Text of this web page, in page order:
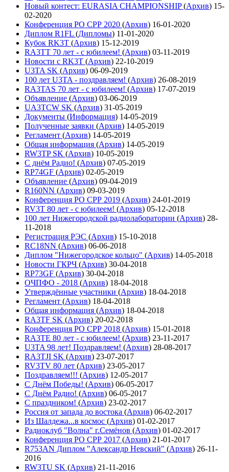
Новый контест: EURASIA CHAMPIONSHIP(Архив) 15-
02-2020
Конференция РО СРР 2020 (Архив) 16-01-2020
Диплом R1FL (Дипломы) 11-01-2020
Кубок RK3T (Архив) 15-12-2019
RA3TT 70 лет - с юбилеем! (Архив) 03-11-2019
Новости с RK3T (Архив) 22-10-2019
U3TA SK (Архив) 06-09-2019
100 лет U3TA - поздравляем! (Архив) 26-08-2019
RA3TAS 70 лет - с юбилеем! (Архив) 17-07-2019
Объявление (Архив) 03-06-2019
UA3TCW SK (Архив) 31-05-2019
Документы (Информация) 14-05-2019
Полученные заявки (Архив) 14-05-2019
Регламент (Архив) 14-05-2019
Общая информация (Архив) 14-05-2019
RW3TP SK (Архив) 10-05-2019
С днём Радио! (Архив) 07-05-2019
RP74GF (Архив) 02-05-2019
Объявление (Архив) 09-04-2019
R160NN (Архив) 09-03-2019
Конференция РО СРР 2019 (Архив) 24-01-2019
RV3T 80 лет - с юбилеем! (Архив) 05-12-2018
100 лет Нижегородской радиолаборатории (Архив) 28-
11-2018
Регистрация РЭС (Архив) 15-10-2018
RC18NN (Архив) 06-06-2018
Диплом "Нижегородское кольцо" (Архив) 14-05-2018
Новости ГКРЧ (Архив) 30-04-2018
RP73GF (Архив) 30-04-2018
ОЧПФО - 2018 (Архив) 18-04-2018
Утверждённые участники (Архив) 18-04-2018
Регламент (Архив) 18-04-2018
Общая информация (Архив) 18-04-2018
RA3TF SK (Архив) 20-02-2018
Конференция РО СРР 2018 (Архив) 15-01-2018
RA3TE 80 лет - с юбилеем! (Архив) 23-11-2017
U3TA 98 лет! Поздравляем! (Архив) 28-08-2017
RA3TJI SK (Архив) 23-07-2017
RV3TV 80 лет (Архив) 23-05-2017
Поздравляем!!! (Архив) 12-05-2017
С Днём Победы! (Архив) 06-05-2017
С Днём Радио! (Архив) 06-05-2017
С праздником! (Архив) 23-02-2017
Россия от запада до востока (Архив) 06-02-2017
Из Шалдежа...в космос (Архив) 01-02-2017
Радиоклуб "Волна" г.Семёнов (Архив) 01-02-2017
Конференция РО СРР 2017 (Архив) 21-01-2017
R753AN Диплом "Александр Невский" (Архив) 26-11-
2016
RW3TU SK (Архив) 21-11-2016